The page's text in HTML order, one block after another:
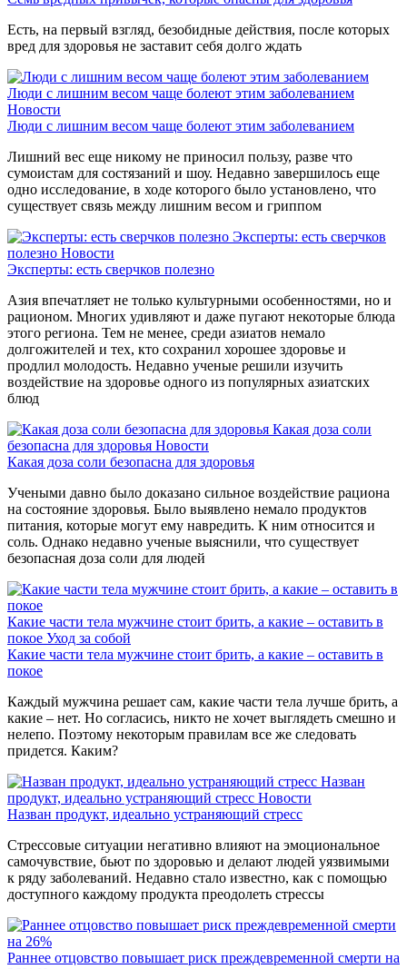
Есть, на первый взгляд, безобидные действия, после которых
вред для здоровья не заставит себя долго ждать
Люди с лишним весом чаще болеют этим заболеванием
Новости
Люди с лишним весом чаще болеют этим заболеванием
Лишний вес еще никому не приносил пользу, разве что
сумоистам для состязаний и шоу. Недавно завершилось еще
одно исследование, в ходе которого было установлено, что
существует связь между лишним весом и гриппом
Эксперты: есть сверчков
полезно Новости
Эксперты: есть сверчков полезно
Азия впечатляет не только культурными особенностями, но и
рационом. Многих удивляют и даже пугают некоторые блюда
этого региона. Тем не менее, среди азиатов немало
долгожителей и тех, кто сохранил хорошее здоровье и
продлил молодость. Недавно ученые решили изучить
воздействие на здоровье одного из популярных азиатских
блюд
Какая доза соли
безопасна для здоровья Новости
Какая доза соли безопасна для здоровья
Учеными давно было доказано сильное воздействие рациона
на состояние здоровья. Было выявлено немало продуктов
питания, которые могут ему навредить. К ним относится и
соль. Однако недавно ученые выяснили, что существует
безопасная доза соли для людей
Какие части тела мужчине стоит брить, а какие – оставить в
покое Уход за собой
Какие части тела мужчине стоит брить, а какие – оставить в
покое
Каждый мужчина решает сам, какие части тела лучше брить, а
какие – нет. Но согласись, никто не хочет выглядеть смешно и
нелепо. Поэтому некоторым правилам все же следовать
придется. Каким?
Назван
продукт, идеально устраняющий стресс Новости
Назван продукт, идеально устраняющий стресс
Стрессовые ситуации негативно влияют на эмоциональное
самочувствие, бьют по здоровью и делают людей уязвимыми
к ряду заболеваний. Недавно стало известно, как с помощью
доступного каждому продукта преодолеть стрессы
Раннее отцовство повышает риск преждевременной смерти на